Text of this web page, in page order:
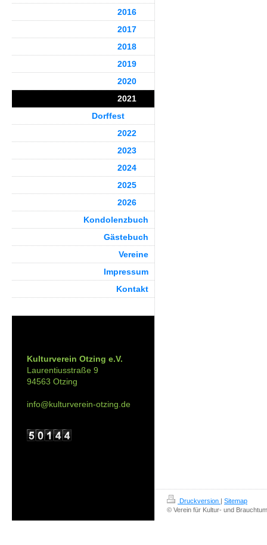
2016
2017
2018
2019
2020
2021
Dorffest
2022
2023
2024
2025
2026
Kondolenzbuch
Gästebuch
Vereine
Impressum
Kontakt
Kulturverein Otzing e.V.
Laurentiusstraße 9
94563 Otzing
info@kulturverein-otzing.de
Druckversion | Sitemap
© Verein für Kultur- und